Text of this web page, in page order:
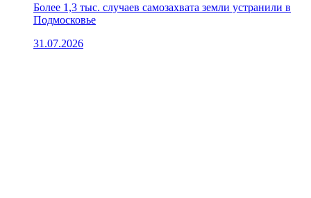
Более 1,3 тыс. случаев самозахвата земли устранили в
Подмосковье
31.07.2026